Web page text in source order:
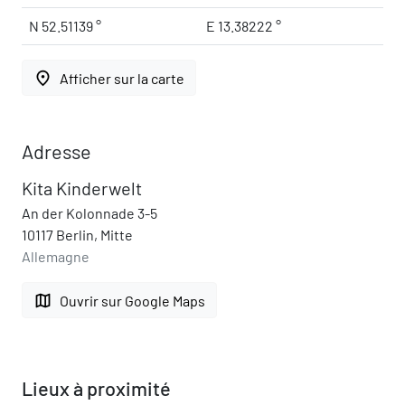
N 52.51139 ° E 13.38222 °
place Afficher sur la carte
Adresse
Kita Kinderwelt
An der Kolonnade 3-5
10117 Berlin, Mitte
Allemagne
map Ouvrir sur Google Maps
Lieux à proximité